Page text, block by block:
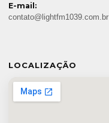
E-mail:
contato@lightfm1039.com.br
LOCALIZAÇÃO